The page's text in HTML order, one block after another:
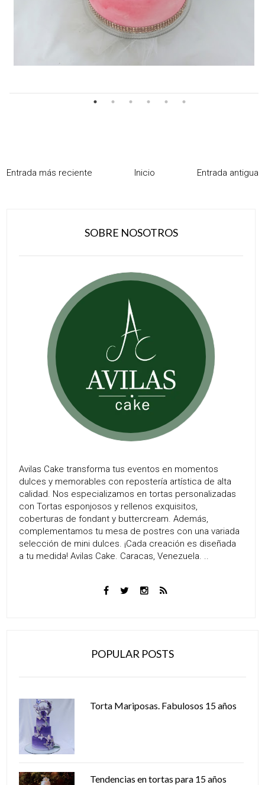
Entrada más reciente Entrada antigua
Inicio
SOBRE NOSOTROS
Avilas Cake transforma tus eventos en momentos
dulces y memorables con repostería artística de alta
calidad. Nos especializamos en tortas personalizadas
con Tortas esponjosos y rellenos exquisitos,
coberturas de fondant y buttercream. Además,
complementamos tu mesa de postres con una variada
selección de mini dulces. ¡Cada creación es diseñada
a tu medida! Avilas Cake. Caracas, Venezuela. ..
POPULAR POSTS
Torta Mariposas. Fabulosos 15 años
Tendencias en tortas para 15 años